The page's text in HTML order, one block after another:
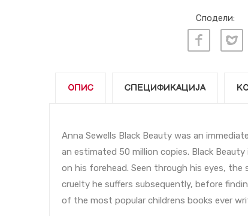
Сподели:
ОПИС СПЕЦИФИКАЦИЈА
Anna Sewells Black Beauty was an
an estimated 50 million copies. Black
on his forehead. Seen through his eyes,
cruelty he suffers subsequently, before
of the most popular childrens books ever